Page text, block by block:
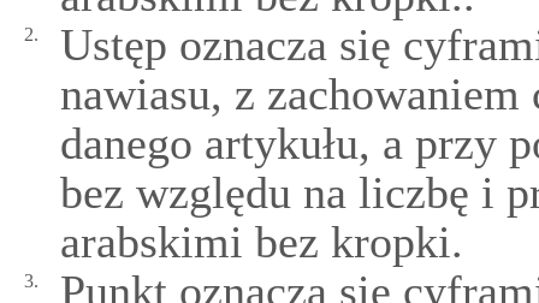
2.
Ustęp oznacza się
nawiasu, z
danego artykułu, a przy
bez względu na liczbę i
arabskimi bez kropki.
3.
Punkt oznacza się